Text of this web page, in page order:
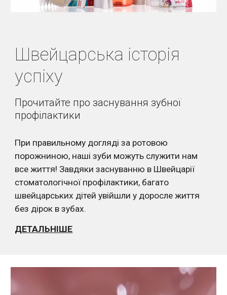
Швейцарська історія
успіху
Прочитайте про заснування зубної
профілактики
При правильному догляді за ротовою
порожниною, наші зуби можуть служити нам
все життя! Завдяки заснуванню в Швейцарії
стоматологічної профілактики, багато
швейцарських дітей увійшли у доросле життя
без дірок в зубах.
ДЕТАЛЬНІШЕ